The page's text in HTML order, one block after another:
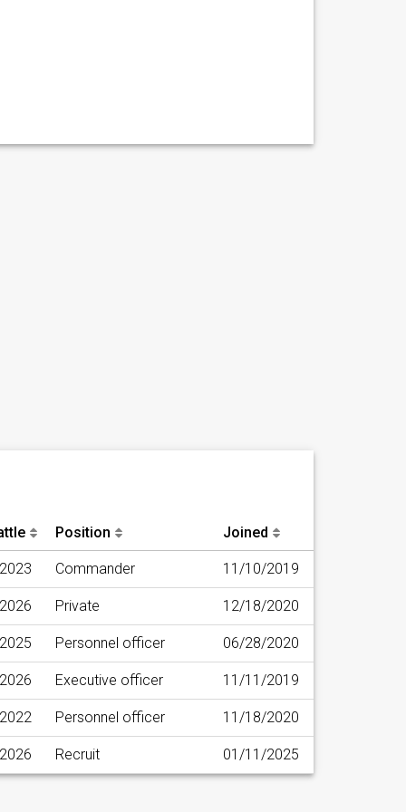
Position Joined
Commander 11/10/2019
Private 12/18/2020
Personnel officer 06/28/2020
Executive officer 11/11/2019
Personnel officer 11/18/2020
Recruit 01/11/2025